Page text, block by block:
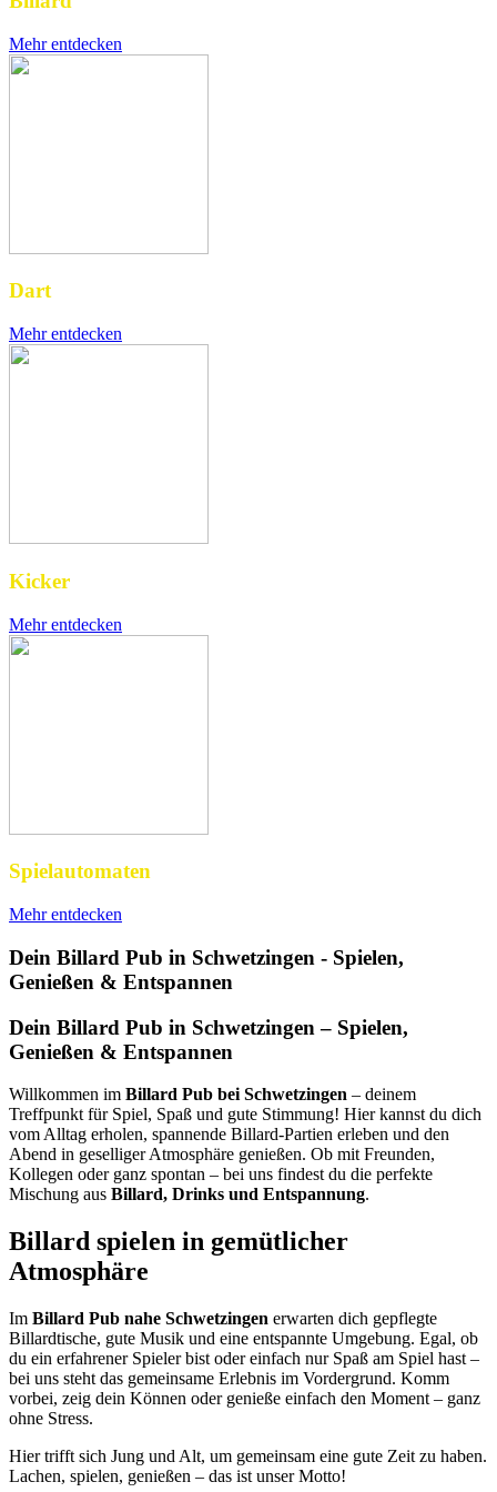
Mehr entdecken
Dart
Mehr entdecken
Kicker
Mehr entdecken
Spielautomaten
Mehr entdecken
Dein Billard Pub in Schwetzingen - Spielen,
Genießen & Entspannen
Dein Billard Pub in Schwetzingen – Spielen,
Genießen & Entspannen
Willkommen im Billard Pub bei Schwetzingen – deinem
Treffpunkt für Spiel, Spaß und gute Stimmung! Hier kannst du dich
vom Alltag erholen, spannende Billard-Partien erleben und den
Abend in geselliger Atmosphäre genießen. Ob mit Freunden,
Kollegen oder ganz spontan – bei uns findest du die perfekte
Mischung aus Billard, Drinks und Entspannung.
Billard spielen in gemütlicher
Atmosphäre
Im Billard Pub nahe Schwetzingen erwarten dich gepflegte
Billardtische, gute Musik und eine entspannte Umgebung. Egal, ob
du ein erfahrener Spieler bist oder einfach nur Spaß am Spiel hast –
bei uns steht das gemeinsame Erlebnis im Vordergrund. Komm
vorbei, zeig dein Können oder genieße einfach den Moment – ganz
ohne Stress.
Hier trifft sich Jung und Alt, um gemeinsam eine gute Zeit zu haben.
Lachen, spielen, genießen – das ist unser Motto!